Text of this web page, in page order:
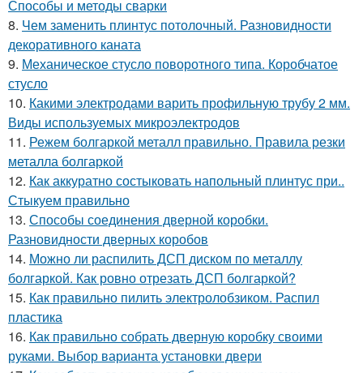
Способы и методы сварки
8. Чем заменить плинтус потолочный. Разновидности
декоративного каната
9. Механическое стусло поворотного типа. Коробчатое
стусло
10. Какими электродами варить профильную трубу 2 мм.
Виды используемых микроэлектродов
11. Режем болгаркой металл правильно. Правила резки
металла болгаркой
12. Как аккуратно состыковать напольный плинтус при..
Стыкуем правильно
13. Способы соединения дверной коробки.
Разновидности дверных коробов
14. Можно ли распилить ДСП диском по металлу
болгаркой. Как ровно отрезать ДСП болгаркой?
15. Как правильно пилить электролобзиком. Распил
пластика
16. Как правильно собрать дверную коробку своими
руками. Выбор варианта установки двери